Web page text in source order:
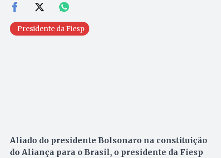
Presidente da Fiesp
Aliado do presidente Bolsonaro na constituição
do Aliança para o Brasil, o presidente da Fiesp